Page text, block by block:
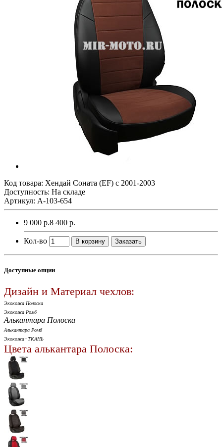
Код товара: Хендай Соната (EF) с 2001-2003
Доступность: На складе
Артикул: A-103-654
9 000 р.8 400 р.
Кол-во В корзину Заказать
Доступные опции
Дизайн и Материал чехлов:
Экокожа Полоска
Экокожа Ромб
Алькантара Полоска
Алькантара Ромб
Экокожа+ТКАНЬ
Цвета алькантара Полоска: